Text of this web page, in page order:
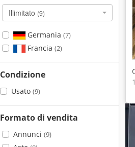
Illimitato (9)
Germania (7)
Francia (2)
Condizione
Usato (9)
Formato di vendita
Annunci (9)